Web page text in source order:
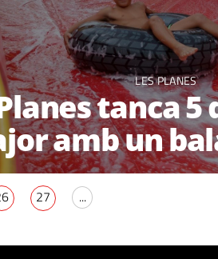
LES PLANES
tanca 5
amb un
27 ...